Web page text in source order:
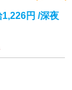
円 /深夜